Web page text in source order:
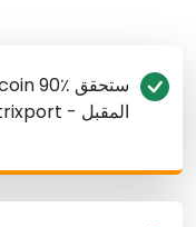
المقبل - Matrixport